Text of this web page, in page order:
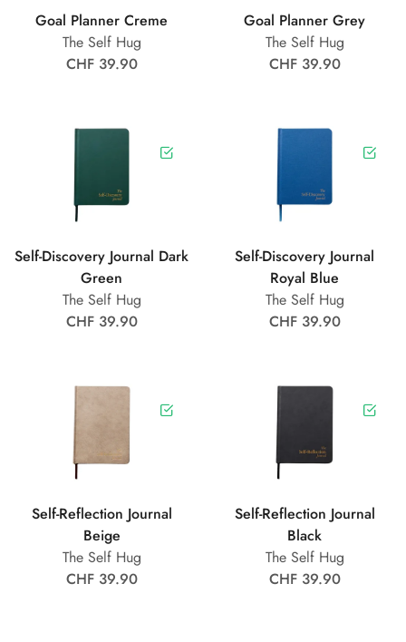
Goal Planner Creme
The Self Hug
CHF 39.90
Goal Planner Grey
The Self Hug
CHF 39.90
Self-Discovery Journal Dark
Green
The Self Hug
CHF 39.90
Self-Discovery Journal
Royal Blue
The Self Hug
CHF 39.90
Self-Reflection Journal
Beige
The Self Hug
CHF 39.90
Self-Reflection Journal
Black
The Self Hug
CHF 39.90